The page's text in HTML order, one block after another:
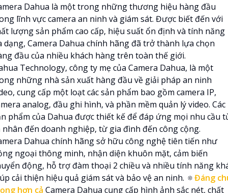
Dahua là một trong những thương hiệu hàng đầu
lĩnh vực camera an ninh và giám sát. Được biết đến với
lượng sản phẩm cao cấp, hiệu suất ổn định và tính năng
dạng, Camera Dahua chính hãng đã trở thành lựa chọn
đầu của nhiều khách hàng trên toàn thế giới.
Technology, công ty mẹ của Camera Dahua, là một
những nhà sản xuất hàng đầu về giải pháp an ninh
cung cấp một loạt các sản phẩm bao gồm camera IP,
analog, đầu ghi hình, và phần mềm quản lý video. Các
phẩm của Dahua được thiết kế để đáp ứng mọi nhu cầu
nhân đến doanh nghiệp, từ gia đình đến công cộng.
Dahua chính hãng sở hữu công nghệ tiên tiến như
ngoại thông minh, nhận diện khuôn mặt, cảm biến
động, hỗ trợ đàm thoại 2 chiều và nhiều tính năng
cải thiện hiệu quả giám sát và bảo vệ an ninh. 🔅Đáng
hơn cả Camera Dahua cung cấp hình ảnh sắc nét, chất